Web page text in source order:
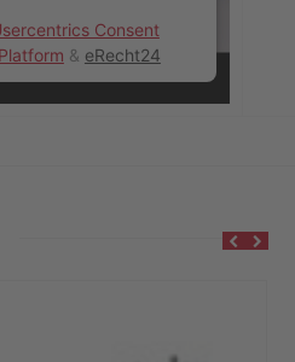
Consent
& eRecht24